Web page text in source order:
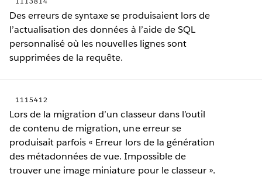
Des erreurs de syntaxe se produisaient lors de
l’actualisation des données à l’aide de SQL
personnalisé où les nouvelles lignes sont
supprimées de la requête.
1115412
Lors de la migration d’un classeur dans l’outil
de contenu de migration, une erreur se
produisait parfois « Erreur lors de la génération
des métadonnées de vue. Impossible de
trouver une image miniature pour le classeur ».